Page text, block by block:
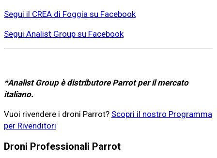
Segui il CREA di Foggia su Facebook
Segui Analist Group su Facebook
*Analist Group è distributore Parrot per il mercato
italiano.
Vuoi rivendere i droni Parrot? Scopri il nostro Programma
per Rivenditori
Droni Professionali Parrot